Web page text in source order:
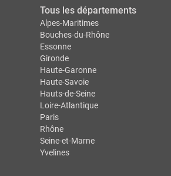
Tous les départements
Alpes-Maritimes
Bouches-du-Rhône
Essonne
Gironde
Haute-Garonne
Haute-Savoie
Hauts-de-Seine
Loire-Atlantique
Paris
Rhône
Seine-et-Marne
Yvelines